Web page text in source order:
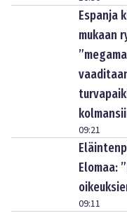
Espanja
mukaan
09:21
Elomaa:
09:11